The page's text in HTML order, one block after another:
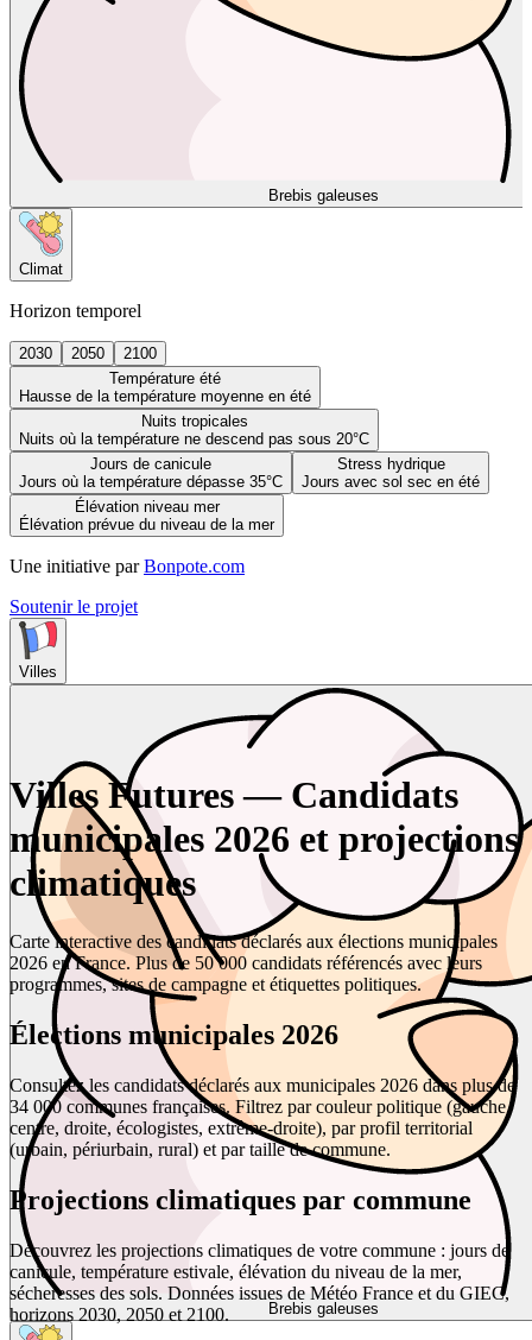
Brebis galeuses
Climat
Horizon temporel
2030 2050
2100
Température été
Hausse de la température moyenne en été
Nuits tropicales
Nuits où la température ne descend pas sous 20°C
Jours de canicule
Jours où la température dépasse 35°C
Stress hydrique
Jours avec sol sec en été
Élévation niveau mer
Élévation prévue du niveau de la mer
Une initiative par Bonpote.com
Soutenir le projet
Villes
Brebis galeuses
Villes Futures — Candidats
municipales 2026 et projections
climatiques
Carte interactive des candidats déclarés aux élections municipales
2026 en France. Plus de 50 000 candidats référencés avec leurs
programmes, sites de campagne et étiquettes politiques.
Élections municipales 2026
Consultez les candidats déclarés aux municipales 2026 dans plus de
34 000 communes françaises. Filtrez par couleur politique (gauche,
centre, droite, écologistes, extrême-droite), par profil territorial
(urbain, périurbain, rural) et par taille de commune.
Projections climatiques par commune
Découvrez les projections climatiques de votre commune : jours de
canicule, température estivale, élévation du niveau de la mer,
sécheresses des sols. Données issues de Météo France et du GIEC,
horizons 2030, 2050 et 2100.